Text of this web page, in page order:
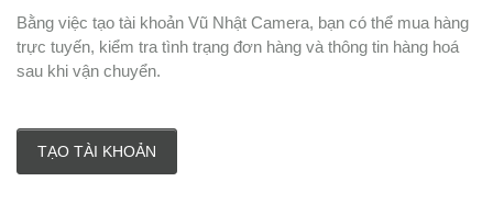
Bằng việc tạo tài khoản Vũ Nhật Camera, bạn có thể mua hàng
trực tuyến, kiểm tra tình trạng đơn hàng và thông tin hàng hoá
sau khi vận chuyển.
TẠO TÀI KHOẢN